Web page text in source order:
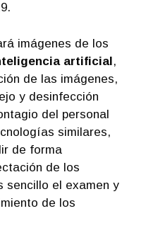
imágenes de los
artificial,
de las imágenes,
y desinfección
del personal
similares,
de forma
de los
sencillo el examen y
de los